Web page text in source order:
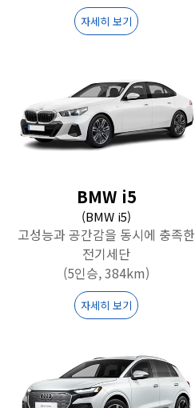
자세히 보기
BMW i5
(BMW i5)
고성능과 공간감을 동시에 충족한
전기세단
(5인승, 384km)
자세히 보기